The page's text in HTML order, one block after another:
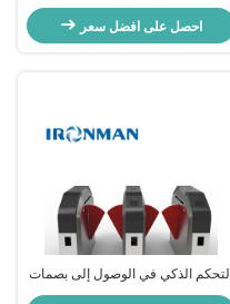
ترايبود ، بوابة حاجز رفرف RFID 30
شخصًا / دقيقة السرعة
احصل على افضل سعر
التحكم الذكي في الوصول إلى بصمات
الأصابع عجلة التحول مدخل عجلة